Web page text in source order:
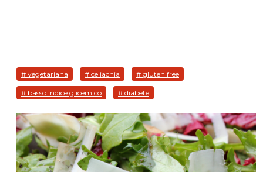
# vegetariana # celiachia # gluten free
# basso indice glicemico # diabete